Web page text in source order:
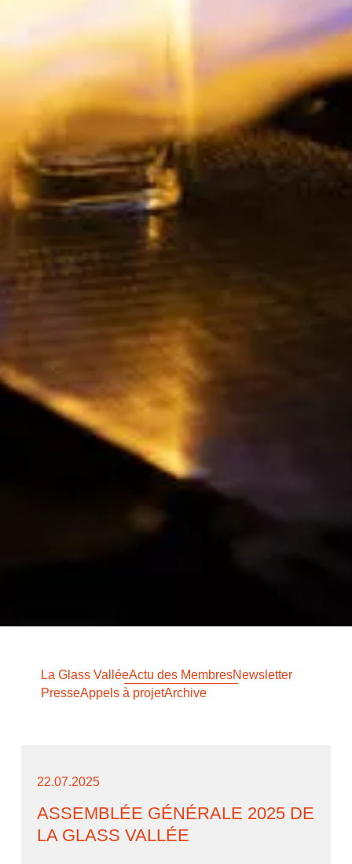
La Glass ValléeActu des MembresNewsletter
PresseAppels à projetArchive
22.07.2025
ASSEMBLÉE GÉNÉRALE 2025 DE
LA GLASS VALLÉE